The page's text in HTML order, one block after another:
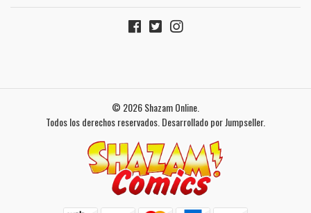
© 2026 Shazam Online.
Todos los derechos reservados.Desarrollado por Jumpseller.